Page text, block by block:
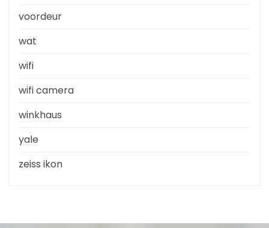
voordeur
wat
wifi
wifi camera
winkhaus
yale
zeiss ikon